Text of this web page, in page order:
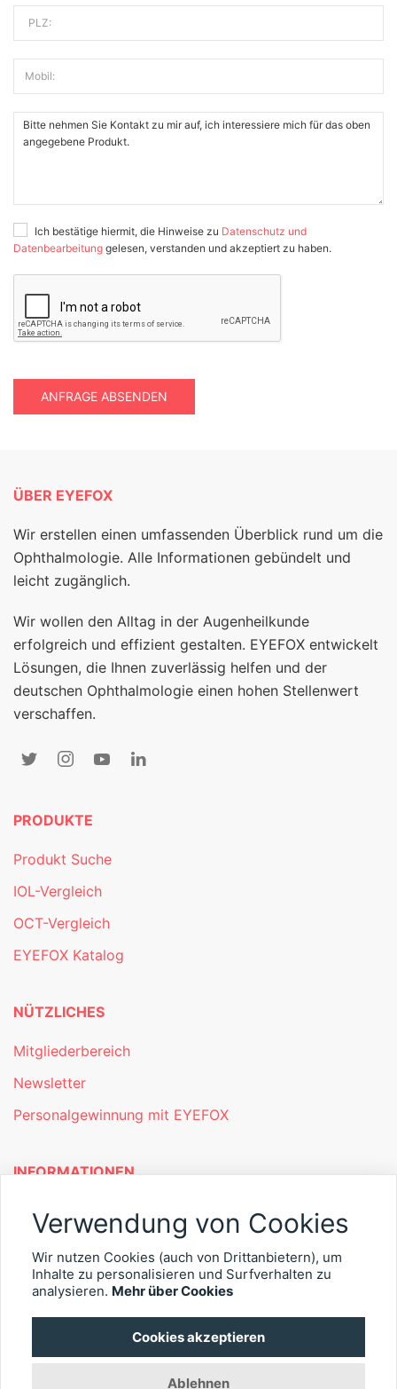
PLZ:
Mobil:
Ich bestätige hiermit, die Hinweise zu Datenschutz und
Datenbearbeitung gelesen, verstanden und akzeptiert zu haben.
ANFRAGE ABSENDEN
ÜBER EYEFOX
Wir erstellen einen umfassenden Überblick rund um die
Ophthalmologie. Alle Informationen gebündelt und
leicht zugänglich.
Wir wollen den Alltag in der Augenheilkunde
erfolgreich und effizient gestalten. EYEFOX entwickelt
Lösungen, die Ihnen zuverlässig helfen und der
deutschen Ophthalmologie einen hohen Stellenwert
verschaffen.
PRODUKTE
Produkt Suche
IOL-Vergleich
OCT-Vergleich
EYEFOX Katalog
NÜTZLICHES
Mitgliederbereich
Newsletter
Personalgewinnung mit EYEFOX
INFORMATIONEN
Was ist EYEFOX – Ihre Möglichkeiten
Kontakt
Verwendung von Cookies
Wir nutzen Cookies (auch von Drittanbietern), um
Inhalte zu personalisieren und Surfverhalten zu
analysieren. Mehr über Cookies
Cookies akzeptieren
Ablehnen